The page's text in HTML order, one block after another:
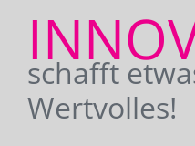
schafft
Wertvolles!